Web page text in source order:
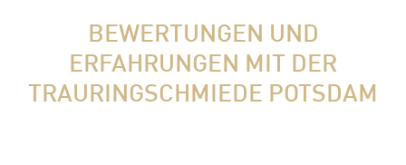
BEWERTUNGEN UND
ERFAHRUNGEN MIT DER
TRAURINGSCHMIEDE POTSDAM